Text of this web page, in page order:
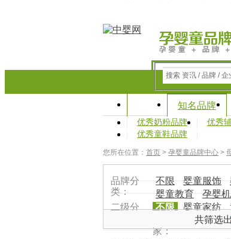
搜索 资讯 / 品牌 / 企
知名品牌
优秀奶粉品牌 优秀
优秀童鞋品牌
您所在位置： 首页 > 孕婴童品牌中心 >
品牌分
类：
不限 婴童服饰
婴童教育
孕婴
二级分
不限 婴童家纺
家：
共筛选出